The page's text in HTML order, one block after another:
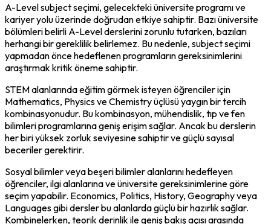
A-Level subject seçimi, gelecekteki üniversite programı ve
kariyer yolu üzerinde doğrudan etkiye sahiptir. Bazı üniversite
bölümleri belirli A-Level derslerini zorunlu tutarken, bazıları
herhangi bir gereklilik belirlemez. Bu nedenle, subject seçimi
yapmadan önce hedeflenen programların gereksinimlerini
araştırmak kritik öneme sahiptir.
STEM alanlarında eğitim görmek isteyen öğrenciler için
Mathematics, Physics ve Chemistry üçlüsü yaygın bir tercih
kombinasyonudur. Bu kombinasyon, mühendislik, tıp ve fen
bilimleri programlarına geniş erişim sağlar. Ancak bu derslerin
her biri yüksek zorluk seviyesine sahiptir ve güçlü sayısal
beceriler gerektirir.
Sosyal bilimler veya beşeri bilimler alanlarını hedefleyen
öğrenciler, ilgi alanlarına ve üniversite gereksinimlerine göre
seçim yapabilir. Economics, Politics, History, Geography veya
Languages gibi dersler bu alanlarda güçlü bir hazırlık sağlar.
Kombinelerken, teorik derinlik ile geniş bakış açısı arasında